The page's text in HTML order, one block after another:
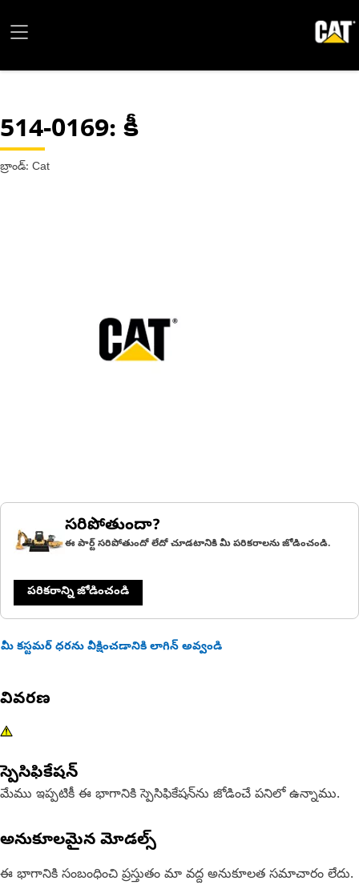
514-0169: కీ
బ్రాండ్: Cat
సరిపోతుందా?
ఈ పార్ట్ సరిపోతుందో లేదో చూడటానికి మీ పరికరాలను జోడించండి.
పరికరాన్ని జోడించండి
మీ కస్టమర్ ధరను వీక్షించడానికి లాగిన్ అవ్వండి
వివరణ
స్పెసిఫికేషన్
మేము ఇప్పటికీ ఈ భాగానికి స్పెసిఫికేషన్‌ను జోడించే పనిలో ఉన్నాము.
అనుకూలమైన మోడల్స్
ఈ భాగానికి సంబంధించి ప్రస్తుతం మా వద్ద అనుకూలత సమాచారం లేదు.